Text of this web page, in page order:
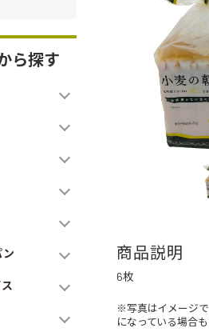
ら探す
ン 商品説明
6枚
※写真はイメージ
になっている場合